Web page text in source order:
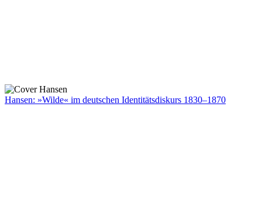
Hansen: »Wilde« im deutschen Identitätsdiskurs 1830–1870